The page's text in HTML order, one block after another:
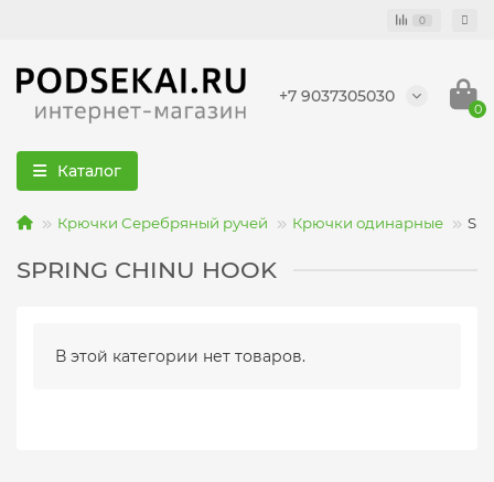
0
+7 9037305030
0
Каталог
Крючки Серебряный ручей Крючки одинарные
SPRING CHINU HOOK
В этой категории нет товаров.